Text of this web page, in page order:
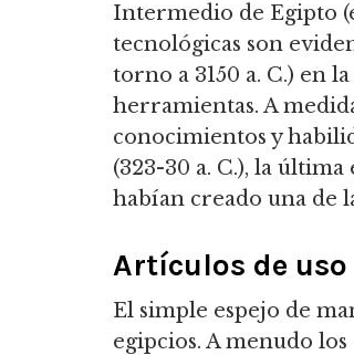
Intermedio de Egipto
tecnológicas son
torno a 3150 a. C.) en
herramientas. A
conocimientos y
(323-30 a. C.), la
habían creado una de
Artículos de
El simple espejo de
egipcios. A menudo